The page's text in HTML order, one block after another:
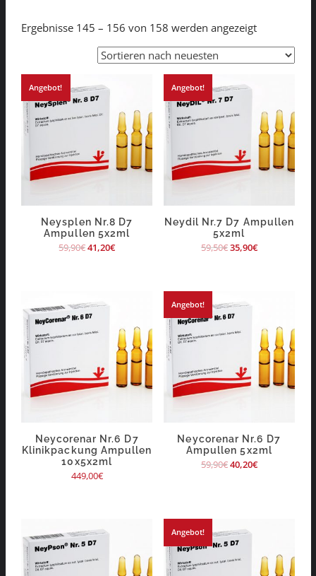
Ergebnisse 145 – 156 von 158 werden angezeigt
Angebot!
Neysplen Nr.8 D7
Ampullen 5x2ml
59,90€41,20€
Angebot!
Neydil Nr.7 D7 Ampullen
5x2ml
59,50€35,90€
Neycorenar Nr.6 D7
Klinikpackung Ampullen
10x5x2ml
449,00€
Angebot!
Neycorenar Nr.6 D7
Ampullen 5x2ml
59,90€40,20€
Angebot!